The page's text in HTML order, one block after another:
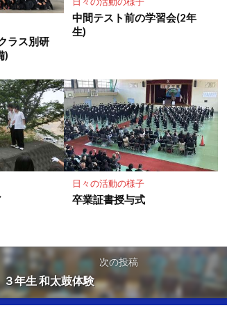
ラス別研
)
中間テスト前の学習会(2年
生)
日々の活動の様子
卒業証書授与式
次の投稿
３年生 和太鼓体験